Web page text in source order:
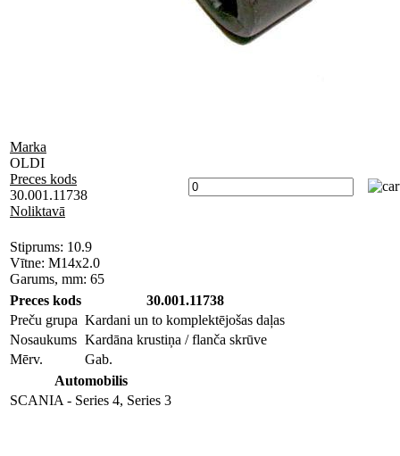
Marka
OLDI
Preces kods
30.001.11738
Noliktavā
Stiprums: 10.9
Vītne: M14x2.0
Garums, mm: 65
Preces kods
30.001.11738
Preču grupa Kardani un to komplektējošas daļas
Nosaukums Kardāna krustiņa / flanča skrūve
Mērv.
Gab.
Automobilis
SCANIA - Series 4, Series 3